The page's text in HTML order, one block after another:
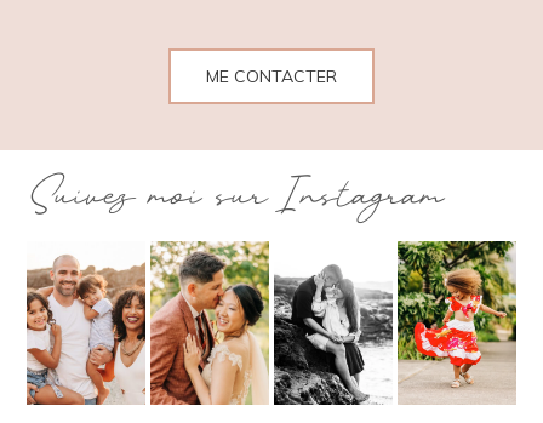
ME CONTACTER
Suivez moi sur Instagram